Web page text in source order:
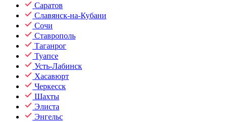
Саратов
Славянск-на-Кубани
Сочи
Ставрополь
Таганрог
Туапсе
Усть-Лабинск
Хасавюрт
Черкесск
Шахты
Элиста
Энгельс